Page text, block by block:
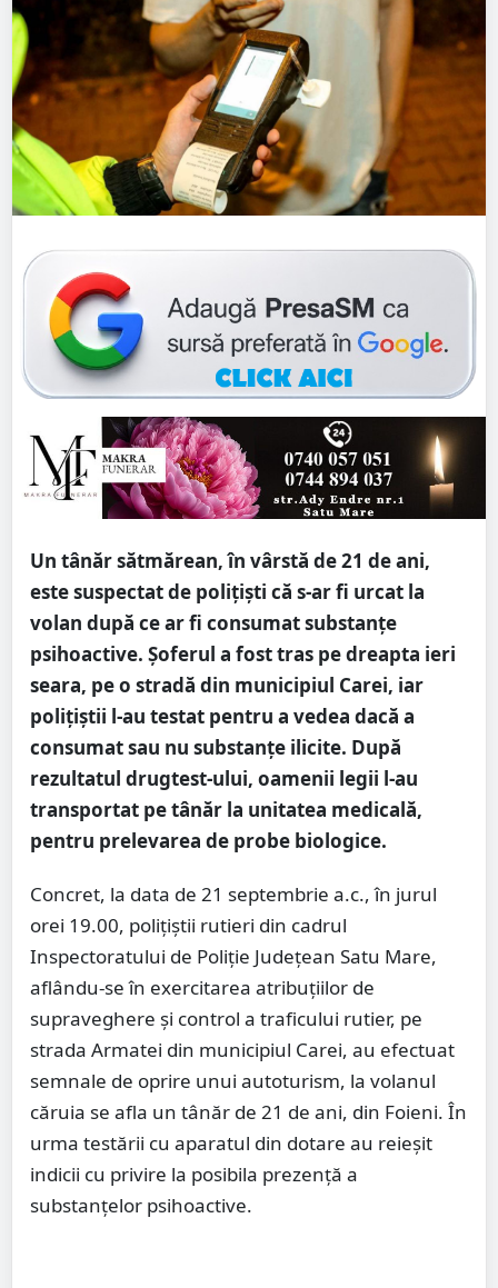
Un tânăr sătmărean, în vârstă de 21 de ani,
este suspectat de polițiști că s-ar fi urcat la
volan după ce ar fi consumat substanțe
psihoactive. Șoferul a fost tras pe dreapta ieri
seara, pe o stradă din municipiul Carei, iar
polițiștii l-au testat pentru a vedea dacă a
consumat sau nu substanțe ilicite. După
rezultatul drugtest-ului, oamenii legii l-au
transportat pe tânăr la unitatea medicală,
pentru prelevarea de probe biologice.
Concret, la data de 21 septembrie a.c., în jurul
orei 19.00, polițiștii rutieri din cadrul
Inspectoratului de Poliție Județean Satu Mare,
aflându-se în exercitarea atribuțiilor de
supraveghere și control a traficului rutier, pe
strada Armatei din municipiul Carei, au efectuat
semnale de oprire unui autoturism, la volanul
căruia se afla un tânăr de 21 de ani, din Foieni. În
urma testării cu aparatul din dotare au reieșit
indicii cu privire la posibila prezență a
substanțelor psihoactive.